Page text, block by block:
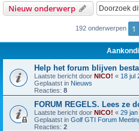
Nieuw onderwerp
192 onderwerpen 1
Help het forum blijven
Laatste bericht door NICO! « 18 jul
Geplaatst in Nieuws
Reacties: 8
FORUM REGELS. Lees ze
Laatste bericht door NICO! « 29
Geplaatst in Golf GTI Forum
Reacties: 2